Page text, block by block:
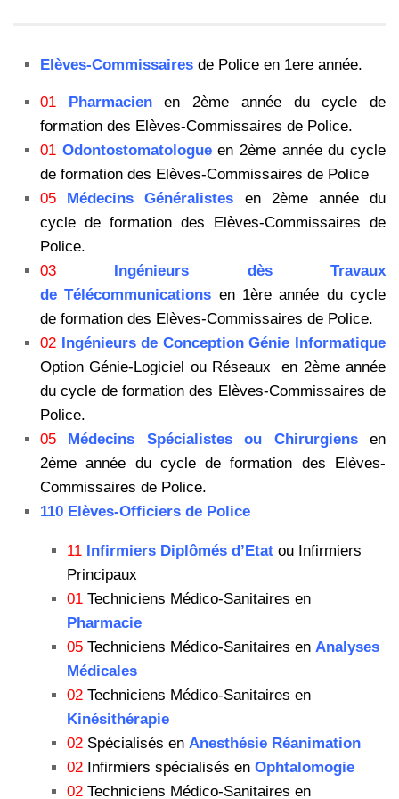
Elèves-Commissaires de Police en 1ere année.
01 Pharmacienen 2ème année du cycle de
formation des Elèves-Commissaires de Police.
01 Odontostomatologueen 2ème année du cycle
de formation des Elèves-Commissaires de Police
05 Médecins Généralistes en 2ème année du
cycle de formation des Elèves-Commissaires de
Police.
03 Ingénieurs dès Travaux
de Télécommunications en 1ère année du cycle
de formation des Elèves-Commissaires de Police.
02 Ingénieurs de Conception Génie Informatique
Option Génie-Logiciel ou Réseaux en 2ème année
du cycle de formation des Elèves-Commissaires de
Police.
05 Médecins Spécialistes ou Chirurgiensen
2ème année du cycle de formation des Elèves-
Commissaires de Police.
110 Elèves-Officiers de Police
11 Infirmiers Diplômés d’Etat ou Infirmiers
Principaux
01 Techniciens Médico-Sanitaires en
Pharmacie
05 Techniciens Médico-Sanitaires en Analyses
Médicales
02 Techniciens Médico-Sanitaires en
Kinésithérapie
02 Spécialisés en Anesthésie Réanimation
02 Infirmiers spécialisés en Ophtalomogie
02 Techniciens Médico-Sanitaires en